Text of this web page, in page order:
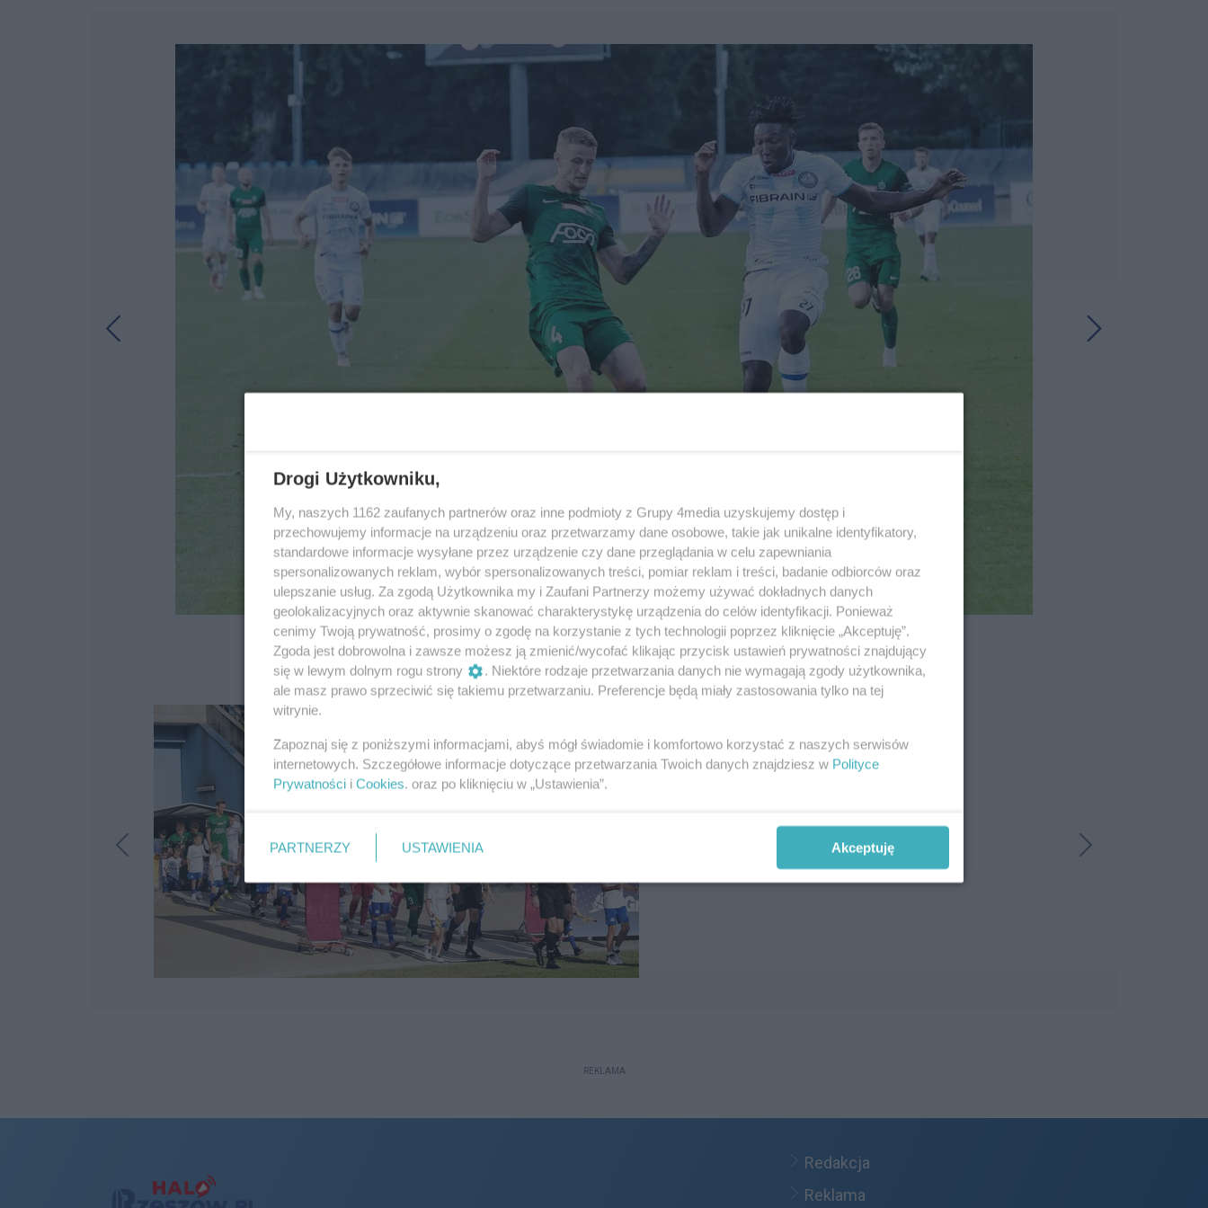
24 / 36
REKLAMA
Redakcja
Reklama
Drogi Użytkowniku,
My, naszych 1162 zaufanych partnerów oraz inne podmioty z Grupy 4media uzyskujemy dostęp i
przechowujemy informacje na urządzeniu oraz przetwarzamy dane osobowe, takie jak unikalne identyfikatory,
standardowe informacje wysyłane przez urządzenie czy dane przeglądania w celu zapewniania
spersonalizowanych reklam, wybór spersonalizowanych treści, pomiar reklam i treści, badanie odbiorców oraz
ulepszanie usług. Za zgodą Użytkownika my i Zaufani Partnerzy możemy używać dokładnych danych
geolokalizacyjnych oraz aktywnie skanować charakterystykę urządzenia do celów identyfikacji. Ponieważ
cenimy Twoją prywatność, prosimy o zgodę na korzystanie z tych technologii poprzez kliknięcie „Akceptuję”.
Zgoda jest dobrowolna i zawsze możesz ją zmienić/wycofać klikając przycisk ustawień prywatności znajdujący
się w lewym dolnym rogu strony
. Niektóre rodzaje przetwarzania danych nie wymagają zgody użytkownika,
ale masz prawo sprzeciwić się takiemu przetwarzaniu. Preferencje będą miały zastosowania tylko na tej
witrynie.
Zapoznaj się z poniższymi informacjami, abyś mógł świadomie i komfortowo korzystać z naszych serwisów
internetowych. Szczegółowe informacje dotyczące przetwarzania Twoich danych znajdziesz w Polityce
Prywatności i Cookies. oraz po kliknięciu w „Ustawienia”.
PARTNERZY USTAWIENIA Akceptuję